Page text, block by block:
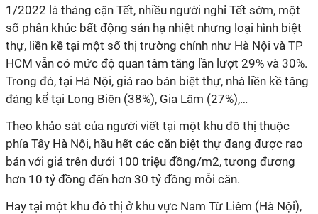
1/2022 là tháng cận Tết, nhiều người nghỉ Tết sớm, một
số phân khúc bất động sản hạ nhiệt nhưng loại hình biệt
thự, liền kề tại một số thị trường chính như Hà Nội và TP
HCM vẫn có mức độ quan tâm tăng lần lượt 29% và 30%.
Trong đó, tại Hà Nội, giá rao bán biệt thự, nhà liền kề tăng
đáng kể tại Long Biên (38%), Gia Lâm (27%),…
Theo khảo sát của người viết tại một khu đô thị thuộc
phía Tây Hà Nội, hầu hết các căn biệt thự đang được rao
bán với giá trên dưới 100 triệu đồng/m2, tương đương
hơn 10 tỷ đồng đến hơn 30 tỷ đồng mỗi căn.
Hay tại một khu đô thị ở khu vực Nam Từ Liêm (Hà Nội),